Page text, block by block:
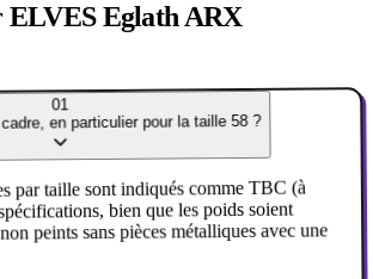
ELVES Eglath ARX
01
en particulier pour la taille 58 ?
par taille sont indiqués comme TBC (à
bien que les poids soient
peints sans pièces métalliques avec une